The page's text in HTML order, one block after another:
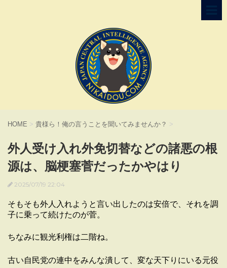
HOME > 貴様ら！俺の言うことを聞いてみませんか？ >
外人受け入れ外免切替などの諸悪の根
源は、脳梗塞菅だったかやはり
2025/07/19 22:04
そもそも外人入れようと言い出したのは安倍で、それを調
子に乗って続けたのが菅。
ちなみに観光利権は二階ね。
古い自民党の連中をみんな潰して、変な天下りにいる元役